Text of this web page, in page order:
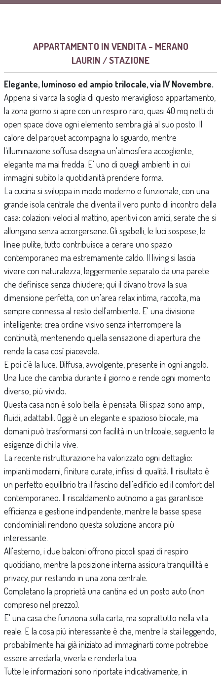
APPARTAMENTO IN VENDITA - MERANO
LAURIN / STAZIONE
Elegante, luminoso ed ampio trilocale, via IV Novembre.
Appena si varca la soglia di questo meraviglioso appartamento,
la zona giorno si apre con un respiro raro, quasi 40 mq netti di
open space dove ogni elemento sembra già al suo posto. Il
calore del parquet accompagna lo sguardo, mentre
l'illuminazione soffusa disegna un'atmosfera accogliente,
elegante ma mai fredda. E' uno di quegli ambienti in cui
immagini subito la quotidianità prendere forma.
La cucina si sviluppa in modo moderno e funzionale, con una
grande isola centrale che diventa il vero punto di incontro della
casa: colazioni veloci al mattino, aperitivi con amici, serate che si
allungano senza accorgersene. Gli sgabelli, le luci sospese, le
linee pulite, tutto contribuisce a cerare uno spazio
contemporaneo ma estremamente caldo. Il living si lascia
vivere con naturalezza, leggermente separato da una parete
che definisce senza chiudere; qui il divano trova la sua
dimensione perfetta, con un'area relax intima, raccolta, ma
sempre connessa al resto dell'ambiente. E' una divisione
intelligente: crea ordine visivo senza interrompere la
continuità, mentenendo quella sensazione di apertura che
rende la casa così piacevole.
E poi c'è la luce. Diffusa, avvolgente, presente in ogni angolo.
Una luce che cambia durante il giorno e rende ogni momento
diverso, più vivido.
Questa casa non è solo bella: è pensata. Gli spazi sono ampi,
fluidi, adattabili. Oggi è un elegante e spazioso bilocale, ma
domani può trasformarsi con facilità in un trilcoale, seguento le
esigenze di chi la vive.
La recente ristrutturazione ha valorizzato ogni dettaglio:
impianti moderni, finiture curate, infissi di qualità. Il risultato è
un perfetto equilibrio tra il fascino dell'edificio ed il comfort del
contemporaneo. Il riscaldamento autnomo a gas garantisce
efficienza e gestione indipendente, mentre le basse spese
condominiali rendono questa soluzione ancora più
interessante.
All'esterno, i due balconi offrono piccoli spazi di respiro
quotidiano, mentre la posizione interna assicura tranquillità e
privacy, pur restando in una zona centrale.
Completano la proprietà una cantina ed un posto auto (non
compreso nel prezzo).
E' una casa che funziona sulla carta, ma soprattutto nella vita
reale. E la cosa più interessante è che, mentre la stai leggendo,
probabilmente hai già iniziato ad immaginarti come potrebbe
essere arredarla, viverla e renderla tua.
Tutte le informazioni sono riportate indicativamente, in